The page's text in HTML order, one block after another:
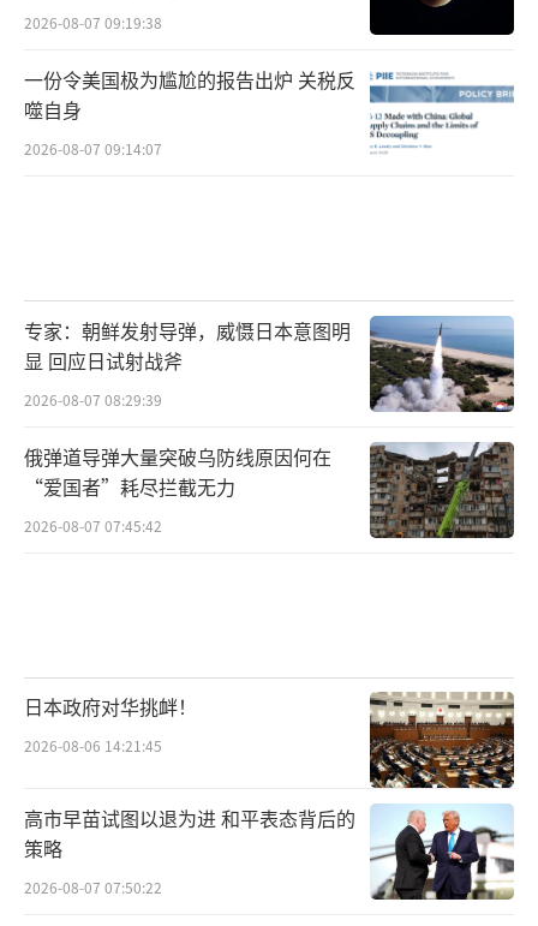
日本武力干涉台湾问题的种种图谋
在中日邦交正常化之前，日本就与美国合
中日邦交正常化之后，日美不再明目张胆
地提台湾问题，但是随着中国的崛起和中国统
一步伐的加快，日美又开始考虑军事干涉台海
事务。2021年4月，时任日本首相菅义伟和时任
美国总统拜登发表了“日美联合声明”强调了
台湾海峡的和平与稳定的重要性，这是日美两
在美国的策划下，日本也加快了干涉台湾
的步伐。官方要人开始公开发表干涉台湾问题
的言论，在菅义伟和拜登发表声明之前两天，2
021年4月17日，当时的防卫大臣岸信夫就视察
了与那国岛，他表示：台湾的稳定对于包括西
南地区在内的日本安全与国际社会的稳定十分
重要；6月28日，亲台派政客日本防卫副大臣中
2026-08-07 09:19:38
一份令美国极为尴尬的报告出炉 关税反
噬自身
2026-08-07 09:14:07
专家：朝鲜发射导弹，威慑日本意图明
显 回应日试射战斧
2026-08-07 08:29:39
俄弹道导弹大量突破乌防线原因何在
“爱国者”耗尽拦截无力
2026-08-07 07:45:42
日本政府对华挑衅！
2026-08-06 14:21:45
高市早苗试图以退为进 和平表态背后的
策略
2026-08-07 07:50:22